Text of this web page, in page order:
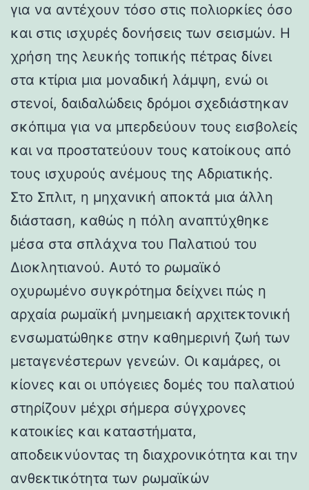
για να αντέχουν τόσο στις πολιορκίες όσο
και στις ισχυρές δονήσεις των σεισμών. Η
χρήση της λευκής τοπικής πέτρας δίνει
στα κτίρια μια μοναδική λάμψη, ενώ οι
στενοί, δαιδαλώδεις δρόμοι σχεδιάστηκαν
σκόπιμα για να μπερδεύουν τους εισβολείς
και να προστατεύουν τους κατοίκους από
τους ισχυρούς ανέμους της Αδριατικής.
Στο Σπλιτ, η μηχανική αποκτά μια άλλη
διάσταση, καθώς η πόλη αναπτύχθηκε
μέσα στα σπλάχνα του Παλατιού του
Διοκλητιανού. Αυτό το ρωμαϊκό
οχυρωμένο συγκρότημα δείχνει πώς η
αρχαία ρωμαϊκή μνημειακή αρχιτεκτονική
ενσωματώθηκε στην καθημερινή ζωή των
μεταγενέστερων γενεών. Οι καμάρες, οι
κίονες και οι υπόγειες δομές του παλατιού
στηρίζουν μέχρι σήμερα σύγχρονες
κατοικίες και καταστήματα,
αποδεικνύοντας τη διαχρονικότητα και την
ανθεκτικότητα των ρωμαϊκών